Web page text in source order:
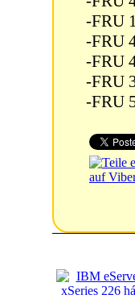
-FRU
-FRU
-FRU
-FRU
-FRU